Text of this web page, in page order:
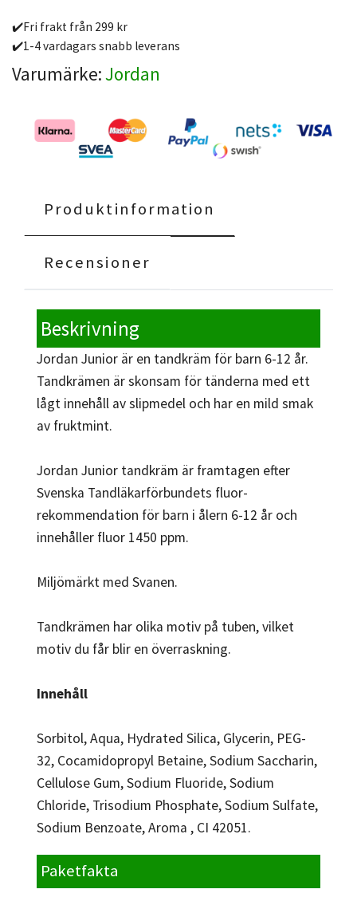
✔️Fri frakt från 299 kr
✔️1-4 vardagars snabb leverans
Varumärke:Jordan
Produktinformation
Recensioner
Beskrivning
Jordan Junior är en tandkräm för barn 6-12 år.
Tandkrämen är skonsam för tänderna med ett
lågt innehåll av slipmedel och har en mild smak
av fruktmint.
Jordan Junior tandkräm är framtagen efter
Svenska Tandläkarförbundets fluor-
rekommendation för barn i ålern 6-12 år och
innehåller fluor 1450 ppm.
Miljömärkt med Svanen.
Tandkrämen har olika motiv på tuben, vilket
motiv du får blir en överraskning.
Innehåll
Sorbitol, Aqua, Hydrated Silica, Glycerin, PEG-
32, Cocamidopropyl Betaine, Sodium Saccharin,
Cellulose Gum, Sodium Fluoride, Sodium
Chloride, Trisodium Phosphate, Sodium Sulfate,
Sodium Benzoate, Aroma , CI 42051.
Paketfakta